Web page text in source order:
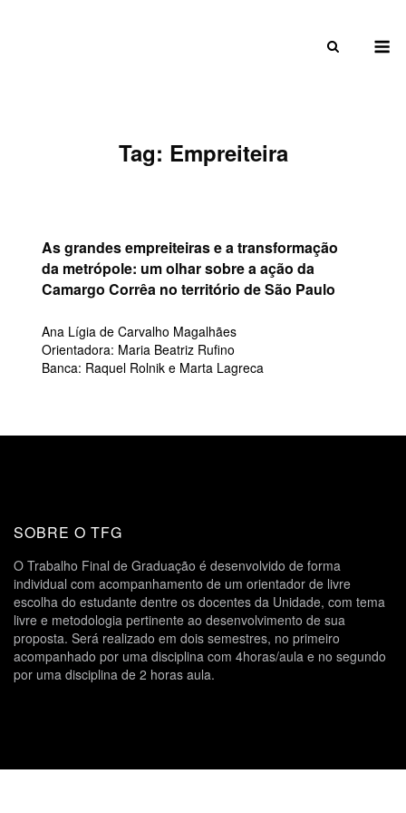
Tag: Empreiteira
As grandes empreiteiras e a transformação
da metrópole: um olhar sobre a ação da
Camargo Corrêa no território de São Paulo
Ana Lígia de Carvalho Magalhães
Orientadora: Maria Beatriz Rufino
Banca: Raquel Rolnik e Marta Lagreca
SOBRE O TFG
O Trabalho Final de Graduação é desenvolvido de forma
individual com acompanhamento de um orientador de livre
escolha do estudante dentre os docentes da Unidade, com tema
livre e metodologia pertinente ao desenvolvimento de sua
proposta. Será realizado em dois semestres, no primeiro
acompanhado por uma disciplina com 4horas/aula e no segundo
por uma disciplina de 2 horas aula.